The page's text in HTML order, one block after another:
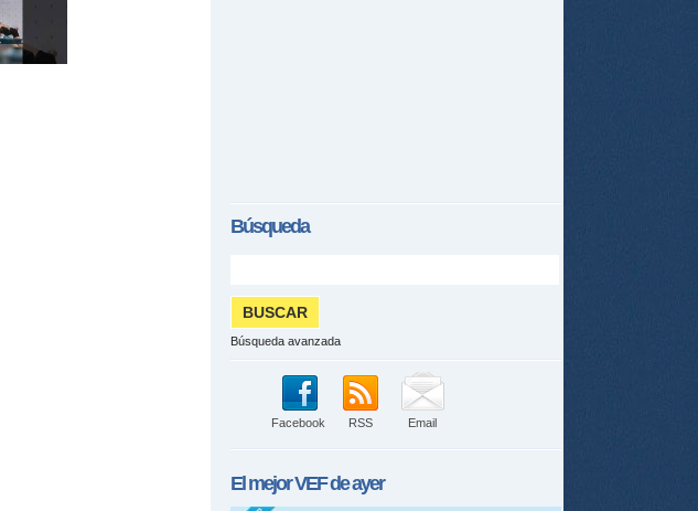
Búsqueda
Búsqueda avanzada
Facebook RSS Email
El mejorVEFde ayer